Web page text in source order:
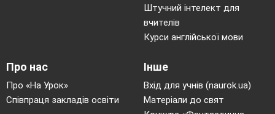
Штучний інтелект для
вчителів
Курси англійської мови
Про нас
Про «На Урок»
Співпраця закладів освіти
Інше
Вхід для учнів (naurok.ua)
Матеріали до свят